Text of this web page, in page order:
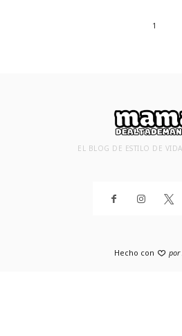
1
EL BLOG DE ESTILO DE
Hecho con por